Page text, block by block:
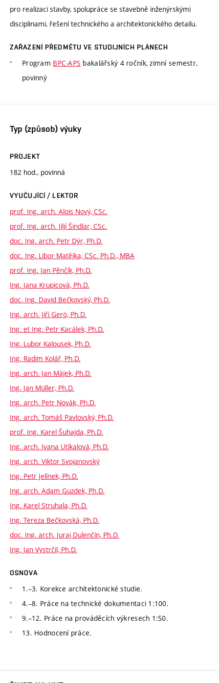
pro realizaci stavby, spolupráce se stavebně inženýrskými
disciplinami, řešení technického a architektonického detailu.
ZAŘAZENÍ PŘEDMĚTU VE STUDIJNÍCH PLÁNECH
Program BPC-APS bakalářský 4 ročník, zimní semestr,
povinný
Typ (způsob) výuky
PROJEKT
182 hod., povinná
VYUČUJÍCÍ / LEKTOR
prof. Ing. arch. Alois Nový, CSc.
prof. Ing. arch. Jiljí Šindlar, CSc.
doc. Ing. arch. Petr Dýr, Ph.D.
doc. Ing. Libor Matějka, CSc. Ph.D., MBA
prof. Ing. Jan Pěnčík, Ph.D.
Ing. Jana Krupicová, Ph.D.
doc. Ing. David Bečkovský, Ph.D.
Ing. arch. Jiří Gerö, Ph.D.
Ing. et Ing. Petr Kacálek, Ph.D.
Ing. Lubor Kalousek, Ph.D.
Ing. Radim Kolář, Ph.D.
Ing. arch. Jan Májek, Ph.D.
Ing. Jan Müller, Ph.D.
Ing. arch. Petr Novák, Ph.D.
Ing. arch. Tomáš Pavlovský, Ph.D.
prof. Ing. Karel Šuhajda, Ph.D.
Ing. arch. Ivana Utíkalová, Ph.D.
Ing. arch. Viktor Svojanovský
Ing. Petr Jelínek, Ph.D.
Ing. arch. Adam Guzdek, Ph.D.
Ing. Karel Struhala, Ph.D.
Ing. Tereza Bečkovská, Ph.D.
doc. Ing. arch. Juraj Dulenčín, Ph.D.
Ing. Jan Vystrčil, Ph.D.
OSNOVA
1.–3. Korekce architektonické studie.
4.–8. Práce na technické dokumentaci 1:100.
9.–12. Práce na prováděcích výkresech 1:50.
13. Hodnocení práce.